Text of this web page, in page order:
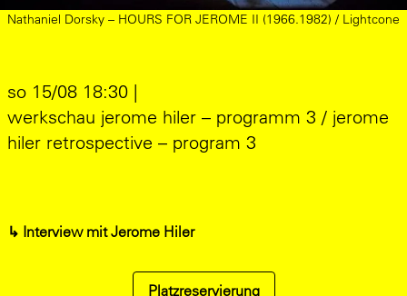
Nathaniel Dorsky – HOURS FOR JEROME II (1966.1982) / Lightcone
so 15/08 18:30 |
werkschau jerome hiler – programm 3 / jerome
hiler retrospective – program 3
↳ Interview mit Jerome Hiler
Platzreservierung